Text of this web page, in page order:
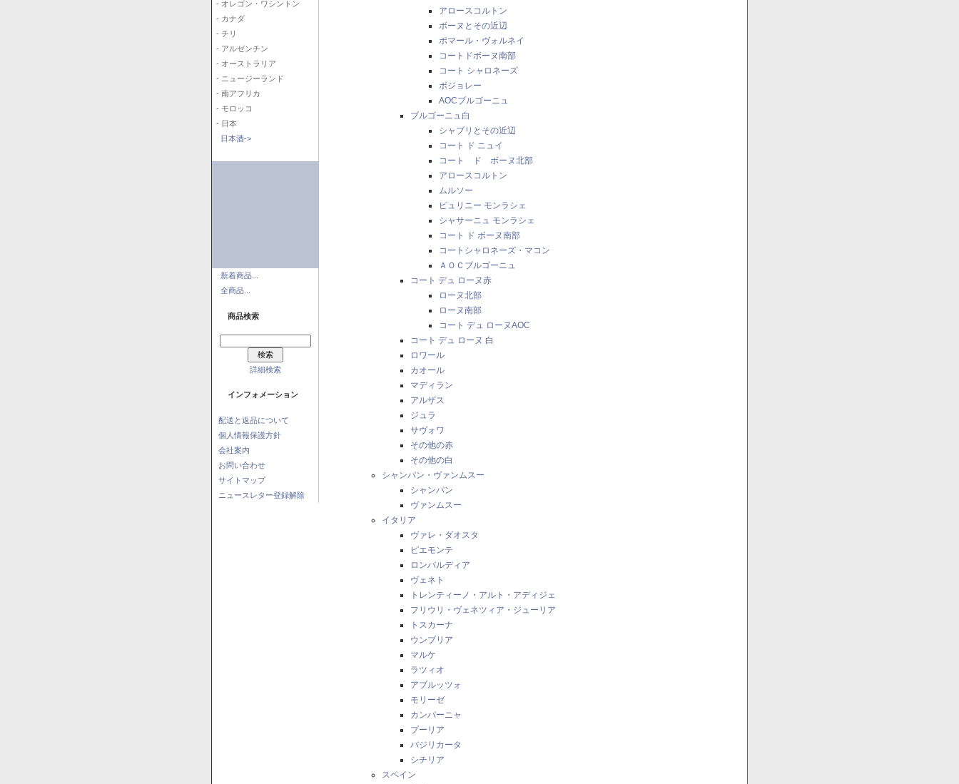
- オレゴン・ワシントン
- カナダ
- チリ
- アルゼンチン
- オーストラリア
- ニュージーランド
- 南アフリカ
- モロッコ
- 日本
日本酒->
新着商品...
全商品...
商品検索
詳細検索
インフォメーション
配送と返品について
個人情報保護方針
会社案内
お問い合わせ
サイトマップ
ニュースレター登録解除
アロースコルトン
ボーヌとその近辺
ポマール・ヴォルネイ
コートドボーヌ南部
コート シャロネーズ
ボジョレー
AOCブルゴーニュ
ブルゴーニュ白
シャブリとその近辺
コート ド ニュイ
コート ド ボーヌ北部
アロースコルトン
ムルソー
ピュリニー モンラシェ
シャサーニュ モンラシェ
コート ド ボーヌ南部
コートシャロネーズ・マコン
ＡＯＣブルゴーニュ
コート デュ ローヌ赤
ローヌ北部
ローヌ南部
コート デュ ローヌAOC
コート デュ ローヌ 白
ロワール
カオール
マディラン
アルザス
ジュラ
サヴォワ
その他の赤
その他の白
シャンパン・ヴァンムスー
シャンパン
ヴァンムスー
イタリア
ヴァレ・ダオスタ
ピエモンテ
ロンバルディア
ヴェネト
トレンティーノ・アルト・アディジェ
フリウリ・ヴェネツィア・ジューリア
トスカーナ
ウンブリア
マルケ
ラツィオ
アブルッツォ
モリーゼ
カンパーニャ
プーリア
バジリカータ
シチリア
スペイン